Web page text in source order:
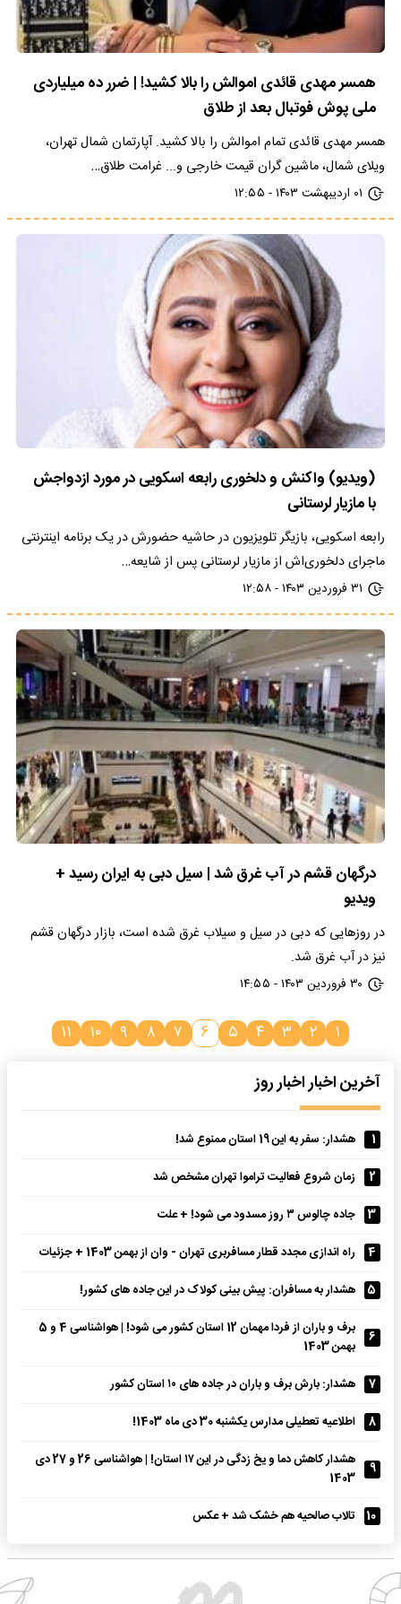
همسر مهدی قائدی اموالش را بالا کشید! | ضرر ده میلیاردی
ملی پوش فوتبال بعد از طلاق
همسر مهدی قائدی تمام اموالش را بالا کشید. آپارتمان شمال تهران،
ویلای شمال، ماشین گران‌ قیمت خارجی و... غرامت طلاق…
۰۱ اردیبهشت ۱۴۰۳ - ۱۲:۵۵
(ویدیو) واکنش و دلخوری رابعه اسکویی در مورد ازدواجش
با مازیار لرستانی
رابعه اسکویی، بازیگر تلویزیون در حاشیه حضورش در یک برنامه اینترنتی
ماجرای دلخوری‌اش از مازیار لرستانی پس از شایعه…
۳۱ فروردین ۱۴۰۳ - ۱۲:۵۸
درگهان قشم در آب غرق شد | سیل دبی به ایران رسید +
ویدیو
در روزهایی که دبی در سیل و سیلاب غرق شده است، بازار درگهان قشم
نیز در آب غرق شد.
۳۰ فروردین ۱۴۰۳ - ۱۴:۵۵
۱ ۲ ۳ ۴ ۵ ۶ ۷ ۸ ۹ ۱۰
۱۱
آخرین اخبار اخبار روز
1
هشدار: سفر به این 19 استان‌ ممنوع شد!
2
زمان شروع فعالیت تراموا تهران مشخص شد
3
جاده چالوس ۳ روز مسدود می‌ شود! + علت
4
راه اندازی مجدد قطار مسافربری تهران - وان از بهمن‌ 1403 + جزئیات
5
هشدار به مسافران: پیش‌ بینی کولاک در این جاده‌ های کشور!
6
برف و باران از فردا مهمان 12 استان‌ کشور می‌ شود! | هواشناسی 4 و 5
بهمن 1403
7
هشدار: بارش برف و باران در جاده‌ های ۱۰ استان کشور
8
اطلاعیه تعطیلی مدارس یکشنبه 30 دی ماه 1403!
9
هشدار کاهش دما و یخ‌ زدگی در این ۱۷ استان! | هواشناسی 26 و 27 دی
1403
10
تالاب صالحیه هم خشک شد + عکس